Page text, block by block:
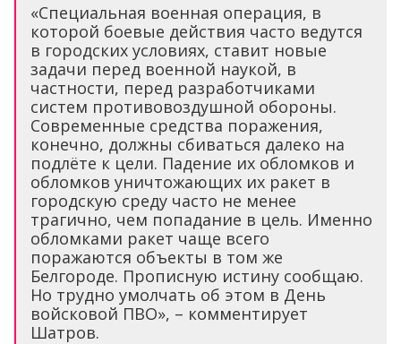
«Специальная военная операция, в
которой боевые действия часто ведутся
в городских условиях, ставит новые
задачи перед военной наукой, в
частности, перед разработчиками
систем противовоздушной обороны.
Современные средства поражения,
конечно, должны сбиваться далеко на
подлёте к цели. Падение их обломков и
обломков уничтожающих их ракет в
городскую среду часто не менее
трагично, чем попадание в цель. Именно
обломками ракет чаще всего
поражаются объекты в том же
Белгороде. Прописную истину сообщаю.
Но трудно умолчать об этом в День
войсковой ПВО», – комментирует
Шатров.